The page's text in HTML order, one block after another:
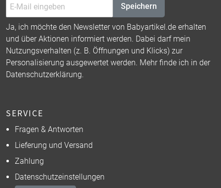
Speichern
Ja, ich möchte den Newsletter von Babyartikel.de erhalten
und über Aktionen informiert werden. Dabei darf mein
Nutzungsverhalten (z. B. Öffnungen und Klicks) zur
Personalisierung ausgewertet werden. Mehr finde ich in der
Datenschutzerklärung.
SERVICE
Fragen & Antworten
Lieferung und Versand
Zahlung
Datenschutzeinstellungen